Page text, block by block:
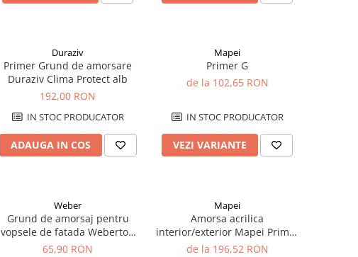
Duraziv
Primer Grund de amorsare
Duraziv Clima Protect alb
192,00 RON
IN STOC PRODUCATOR
ADAUGA IN COS
Mapei
Primer G
de la 102,65 RON
IN STOC PRODUCATOR
VEZI VARIANTE
Weber
Grund de amorsaj pentru
vopsele de fatada Weberton
prime 10l
65,90 RON
Mapei
Amorsa acrilica
interior/exterior Mapei Primer
3296
de la 196,52 RON